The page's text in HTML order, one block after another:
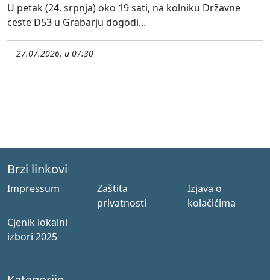
U petak (24. srpnja) oko 19 sati, na kolniku Državne
ceste D53 u Grabarju dogodi...
27.07.2026. u 07:30
Brzi linkovi
Impressum
Zaštita
privatnosti
Izjava o
kolačićima
Cjenik lokalni
izbori 2025